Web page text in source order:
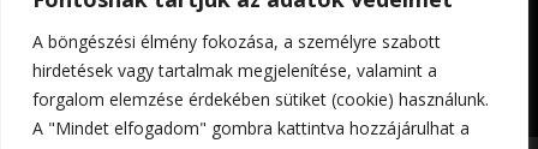
A böngészési élmény fokozása, a személyre szabott
hirdetések vagy tartalmak megjelenítése, valamint a
forgalom elemzése érdekében sütiket (cookie) használunk.
A "Mindet elfogadom" gombra kattintva hozzájárulhat a
Impresszum Adatkezelési tájékoztató